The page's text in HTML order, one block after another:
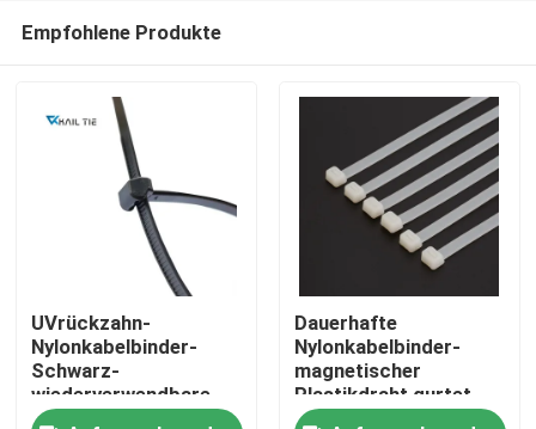
Startseite
Empfohlene Produkte
UVrückzahn-
Nylonkabelbinder-
Schwarz-
wiederverwendbare
Kabel-
Dauerhafte
Nylonkabelbinder-
magnetischer
Plastikdraht gurtet
feuerbeständiges